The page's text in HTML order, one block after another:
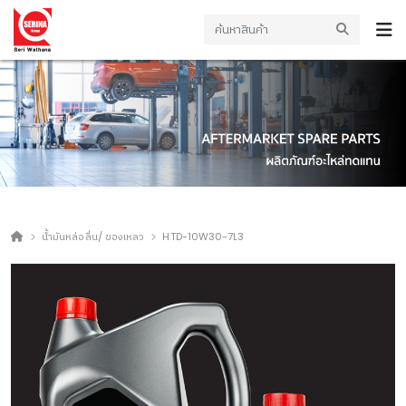
น้ำมันหล่อลื่น/ ของเหลว HTD-10W30-7L3